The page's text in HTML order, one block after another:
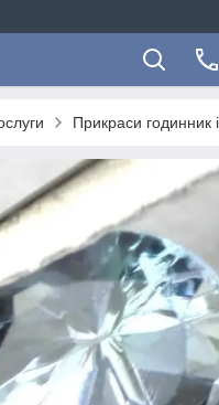
Прикраси годинник